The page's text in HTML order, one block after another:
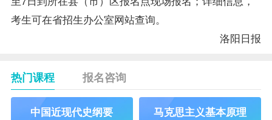
考生可在省招生办公室网站查询。
洛阳日报
热门课程 报名咨询
中国近现代史纲要 马克思主义基本原理